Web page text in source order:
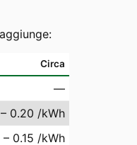
Circa
—
0.20 /kWh
0.15 /kWh